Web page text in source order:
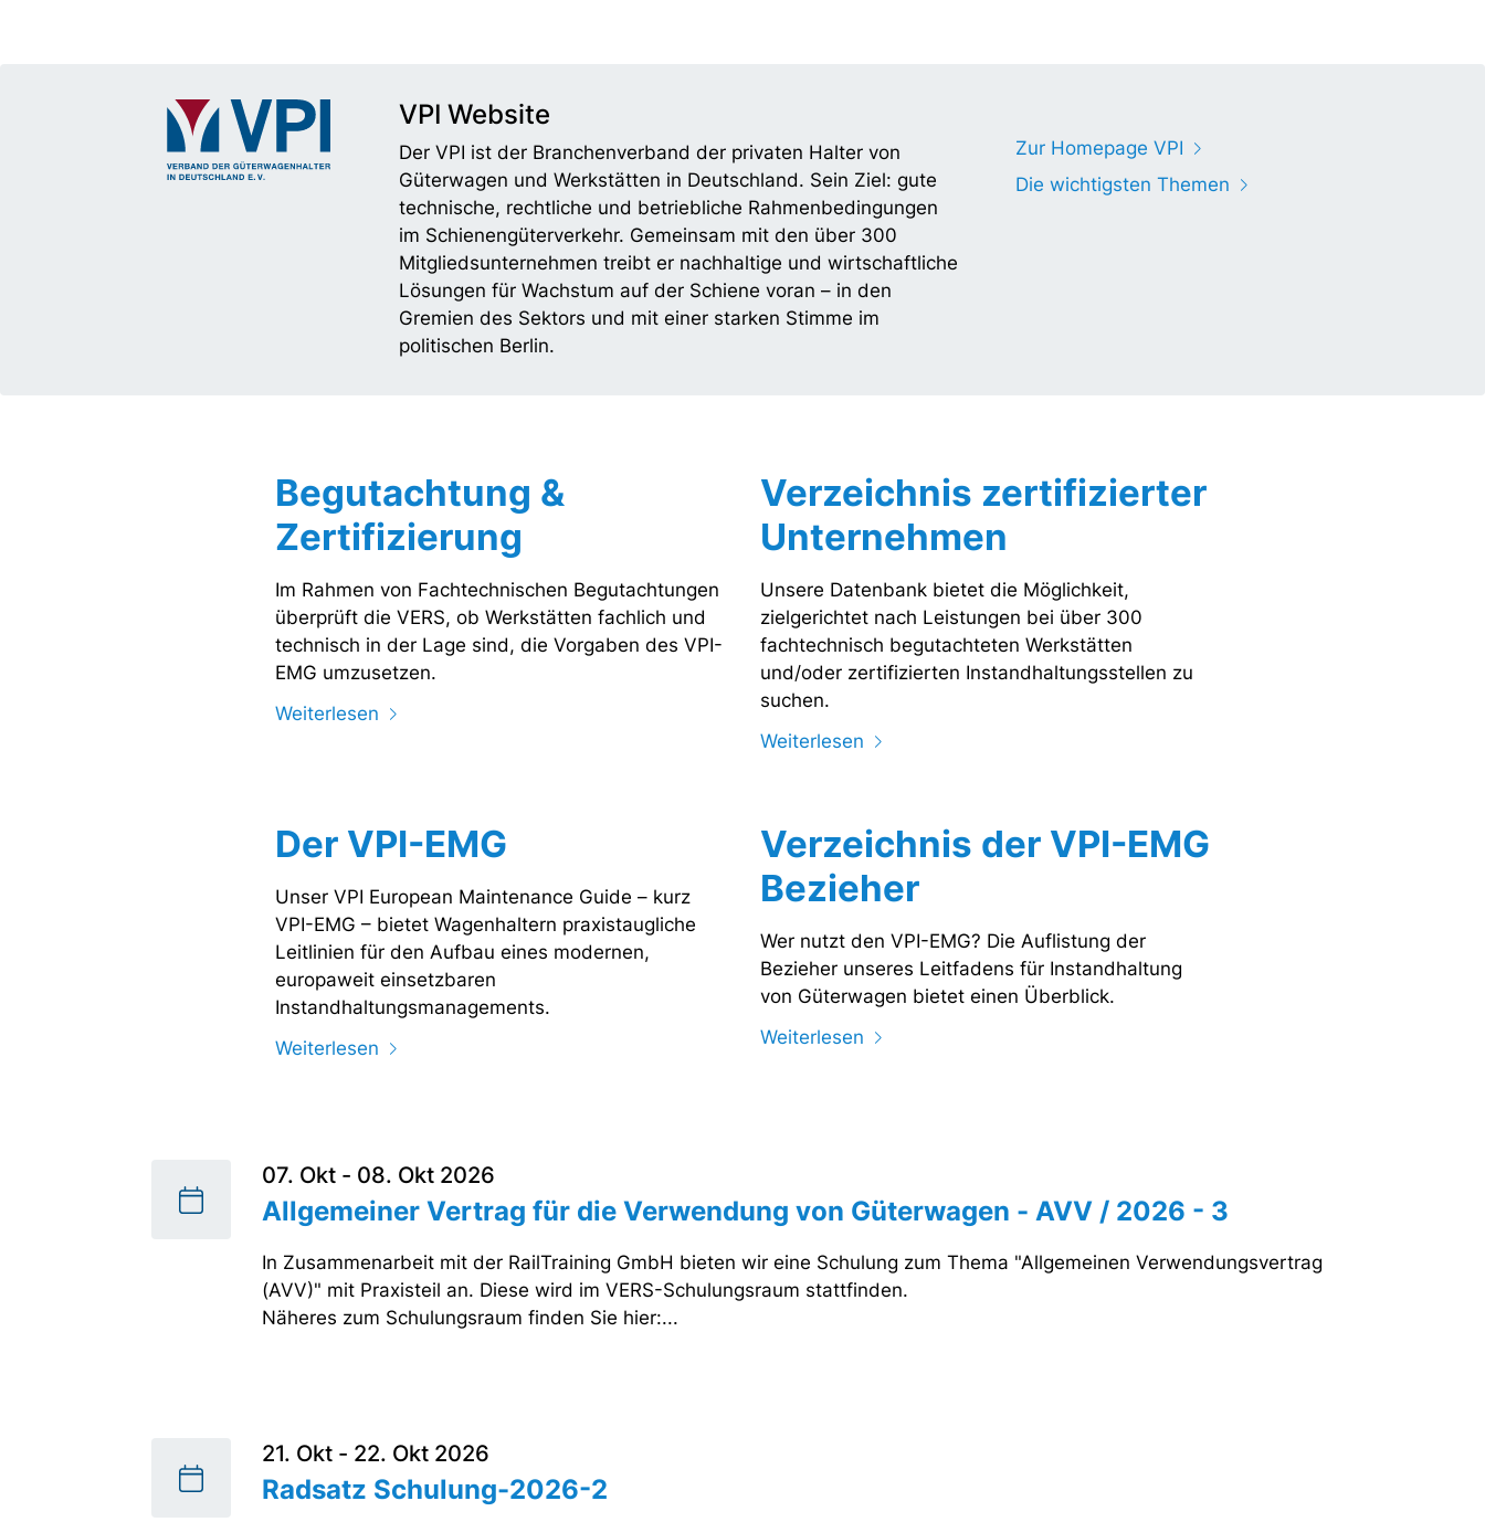
VPI Website
Der VPI ist der Branchenverband der privaten Halter von
Güterwagen und Werkstätten in Deutschland. Sein Ziel: gute
technische, rechtliche und betriebliche Rahmenbedingungen
im Schienengüterverkehr. Gemeinsam mit den über 300
Mitgliedsunternehmen treibt er nachhaltige und wirtschaftliche
Lösungen für Wachstum auf der Schiene voran – in den
Gremien des Sektors und mit einer starken Stimme im
politischen Berlin.
Zur Homepage VPI
Die wichtigsten Themen
Begutachtung &
Zertifizierung
Im Rahmen von Fachtechnischen Begutachtungen
überprüft die VERS, ob Werkstätten fachlich und
technisch in der Lage sind, die Vorgaben des VPI-
EMG umzusetzen.
Weiterlesen
Verzeichnis zertifizierter
Unternehmen
Unsere Datenbank bietet die Möglichkeit,
zielgerichtet nach Leistungen bei über 300
fachtechnisch begutachteten Werkstätten
und/oder zertifizierten Instandhaltungsstellen zu
suchen.
Weiterlesen
Der VPI-EMG
Unser VPI European Maintenance Guide – kurz
VPI-EMG – bietet Wagenhaltern praxistaugliche
Leitlinien für den Aufbau eines modernen,
europaweit einsetzbaren
Instandhaltungsmanagements.
Weiterlesen
Verzeichnis der VPI-EMG
Bezieher
Wer nutzt den VPI-EMG? Die Auflistung der
Bezieher unseres Leitfadens für Instandhaltung
von Güterwagen bietet einen Überblick.
Weiterlesen
07. Okt - 08. Okt 2026
Allgemeiner Vertrag für die Verwendung von Güterwagen - AVV / 2026 - 3
In Zusammenarbeit mit der RailTraining GmbH bieten wir eine Schulung zum Thema "Allgemeinen Verwendungsvertrag
(AVV)" mit Praxisteil an. Diese wird im VERS-Schulungsraum stattfinden.
Näheres zum Schulungsraum finden Sie hier:...
21. Okt - 22. Okt 2026
Radsatz Schulung-2026-2